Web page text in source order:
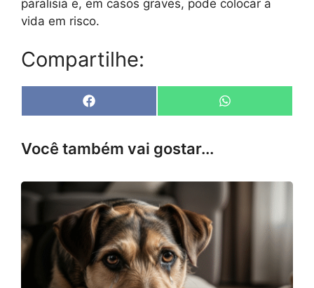
paralisia e, em casos graves, pode colocar a
vida em risco.
Compartilhe:
Share
on
F
a
e
b
k
Share
on
W
h
Você também vai gostar...